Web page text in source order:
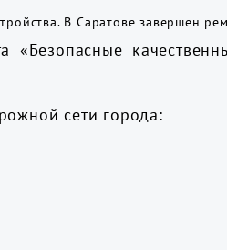
сети города: